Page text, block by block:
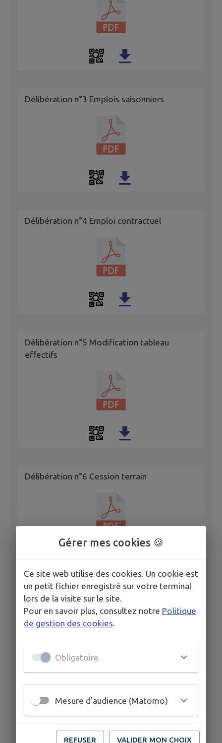
Délibération n°3 Emplois saisonniers
Délibération n°4 Emploi contractuel
Délibération n°5 Modification tableau
effectifs
Délibération n°6 Cession terrain
Délibération n°7 Acquisition parcelle ZL 305
Délibération n°8 Acquisition parcelle ZL 307
Gérer mes cookies 🍪
Ce site web utilise des cookies. Un cookie est
un petit fichier enregistré sur votre terminal
lors de la visite sur le site.
Pour en savoir plus, consultez notre Politique
de gestion des cookies.
Obligatoire
Mesure d'audience (Matomo)
REFUSER VALIDER MON CHOIX